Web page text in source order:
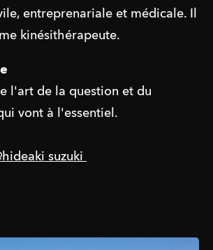
entreprenariale et médicale. Il
kinésithérapeute.
l'art de la question et du
vont à l'essentiel.
suzuki